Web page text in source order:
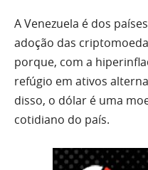
A Venezuela é dos
adoção das
porque, com a
refúgio em ativos
disso, o dólar é uma
cotidiano do país.